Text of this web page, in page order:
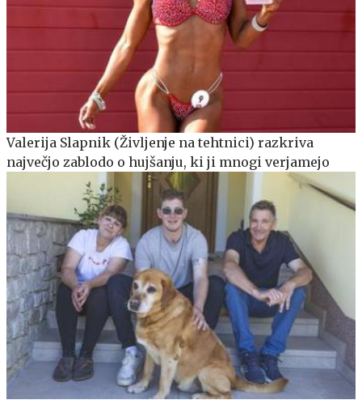
Valerija Slapnik (Življenje na tehtnici) razkriva
največjo zablodo o hujšanju, ki ji mnogi verjamejo